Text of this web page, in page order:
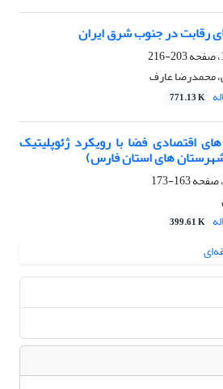
رقابت در جنوب شرق ایران
203-216
محمدرضا عارف
771.13 K
اقتصادی فضا با رویکرد ژئوپلیتیک
های استان فارس)
163-173
399.61 K